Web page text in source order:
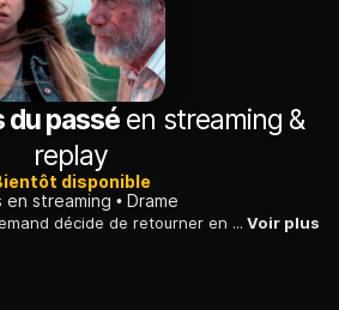
du passé en streaming &
replay
disponible
en streaming
Drame
A la fin de sa vie, un Allemand décide de retourner en Ukraine, où il s'est battu durant la Seconde Guerre mondiale. Son odyssée est fertile en révélations. Voir plus